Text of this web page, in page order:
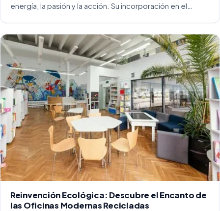
energía, la pasión y la acción. Su incorporación en el
Reinvención Ecológica: Descubre el Encanto de
las Oficinas Modernas Recicladas